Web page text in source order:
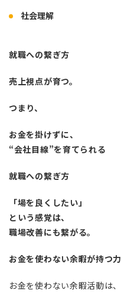
社会理解
就職への繋ぎ方
売上視点が育つ。
つまり、
お金を掛けずに、
“会社目線”を育てられる
就職への繋ぎ方
「場を良くしたい」
という感覚は、
職場改善にも繋がる。
お金を使わない余暇が持つ力
お金を使わない余暇活動は、